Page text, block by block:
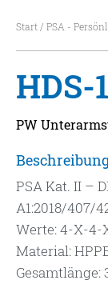
Start/ PSA -
HDS-
PW
PSA Kat. II –
A1:2018/407/
Werte: 4-X-4-
Material:
Gesamtlänge: